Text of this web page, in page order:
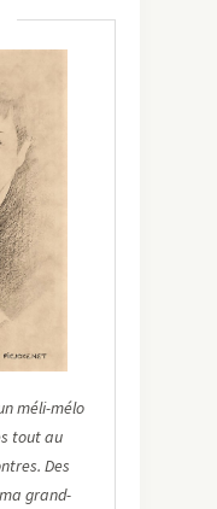
méli-mélo
tout au
Des
grand-